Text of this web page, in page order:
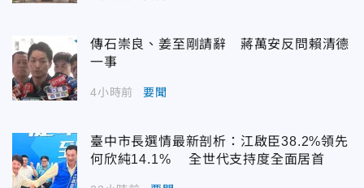
傳石崇良、姜至剛請辭 蔣萬安反問賴清德
一事
4小時前 要聞
臺中市長選情最新剖析：江啟臣38.2%領先
何欣純14.1% 全世代支持度全面居首